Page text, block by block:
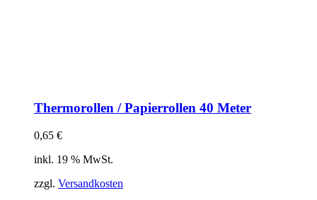
Thermorollen / Papierrollen 40 Meter
0,65 €
inkl. 19 % MwSt.
zzgl. Versandkosten